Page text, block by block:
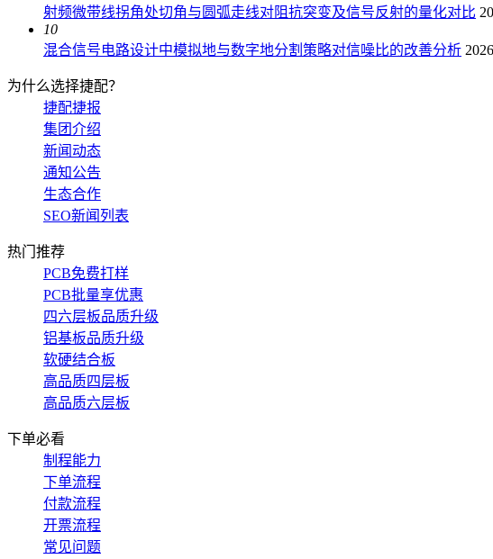
射频微带线拐角处切角与圆弧走线对阻抗突变及信号反射的量化对比
10
混合信号电路设计中模拟地与数字地分割策略对信噪比的改善分析
为什么选择捷配？
捷配捷报
集团介绍
新闻动态
通知公告
生态合作
SEO新闻列表
热门推荐
PCB免费打样
PCB批量享优惠
四六层板品质升级
铝基板品质升级
软硬结合板
高品质四层板
高品质六层板
下单必看
制程能力
下单流程
付款流程
开票流程
常见问题